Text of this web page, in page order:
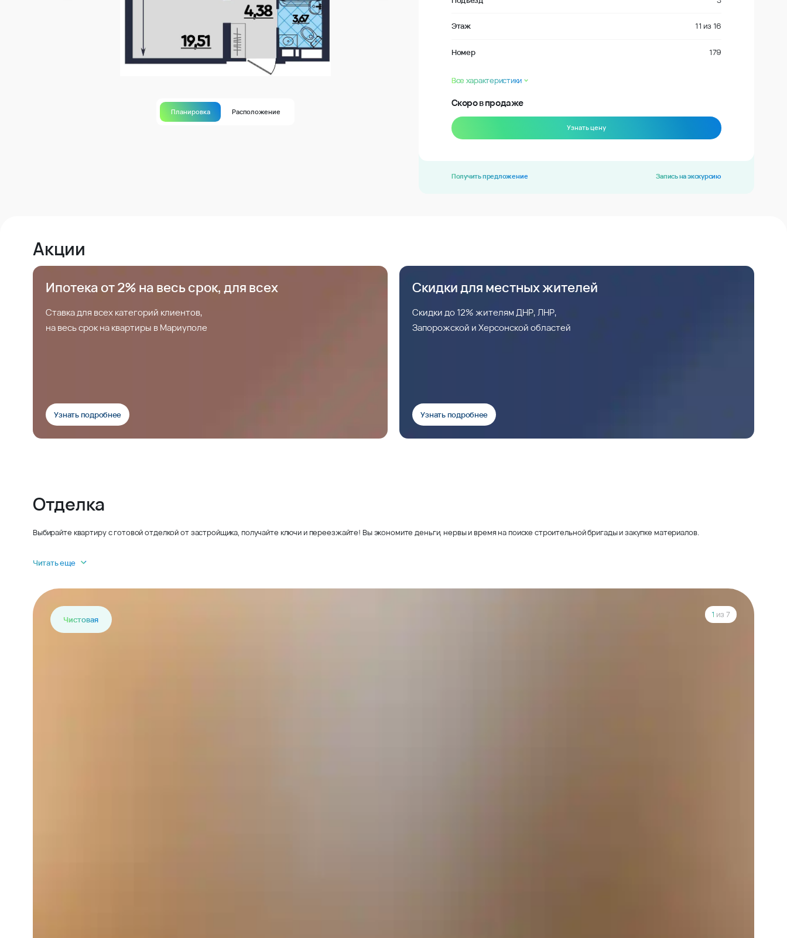
Планировка Расположение
Этаж 11 из 16
Номер 179
Все характеристики
Скоро в продаже
Узнать цену
Получить предложение Запись на экскурсию
Акции
Ипотека от 2% на весь срок, для всех
Ставка для всех категорий клиентов,
на весь срок на квартиры в Мариуполе
Узнать подробнее
Скидки для местных жителей
Скидки до 12% жителям ДНР, ЛНР,
Запорожской и Херсонской областей
Узнать подробнее
Отделка
Выбирайте квартиру с готовой отделкой от застройщика, получайте ключи и переезжайте! Вы экономите деньги, нервы и время на поиске строительной бригады и закупке материалов.
Читать еще
Чистовая
1 из 7